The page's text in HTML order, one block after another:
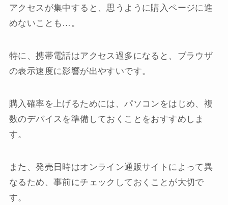
アクセスが集中すると、思うように購入ページに進
めないことも…。
特に、携帯電話はアクセス過多になると、ブラウザ
の表示速度に影響が出やすいです。
購入確率を上げるためには、パソコンをはじめ、複
数のデバイスを準備しておくことをおすすめしま
す。
また、発売日時はオンライン通販サイトによって異
なるため、事前にチェックしておくことが大切で
す。